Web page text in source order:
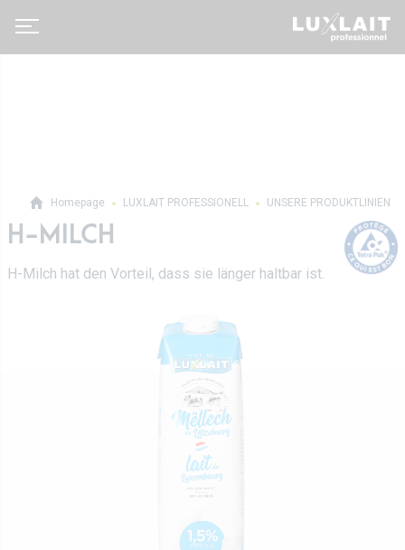
Pro Produkte
Tetra Pak
Vertrieb
Über uns
Molkereigenossenschaft
Geschichte
Werte
Direktion
Stellenangebot
Zertifizierungen
Homepage LUXLAIT PROFESSIONELL UNSERE PRODUKTLINIEN
H-MILCH
H-Milch hat den Vorteil, dass sie länger haltbar ist.